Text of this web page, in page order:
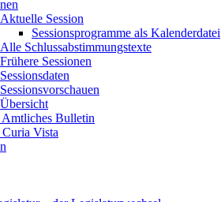
Aktuelle Session
Sessionsprogramme als Kalenderdatei
Alle Schlussabstimmungstexte
Frühere Sessionen
Sessionsdaten
Sessionsvorschauen
Übersicht
Amtliches Bulletin
Curia Vista